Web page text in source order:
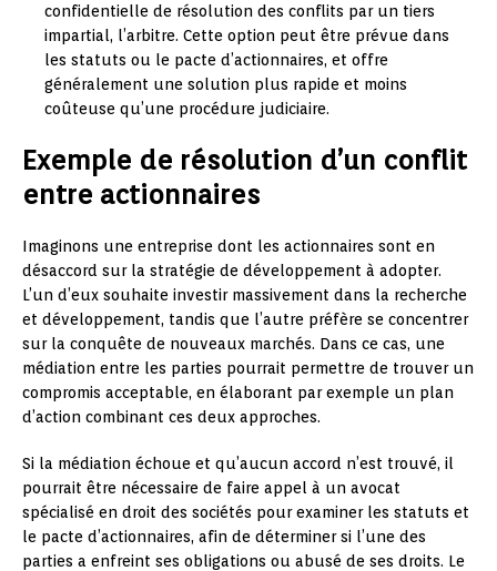
confidentielle de résolution des conflits par un tiers
impartial, l’arbitre. Cette option peut être prévue dans
les statuts ou le pacte d’actionnaires, et offre
généralement une solution plus rapide et moins
coûteuse qu’une procédure judiciaire.
Exemple de résolution d’un conflit
entre actionnaires
Imaginons une entreprise dont les actionnaires sont en
désaccord sur la stratégie de développement à adopter.
L’un d’eux souhaite investir massivement dans la recherche
et développement, tandis que l’autre préfère se concentrer
sur la conquête de nouveaux marchés. Dans ce cas, une
médiation entre les parties pourrait permettre de trouver un
compromis acceptable, en élaborant par exemple un plan
d’action combinant ces deux approches.
Si la médiation échoue et qu’aucun accord n’est trouvé, il
pourrait être nécessaire de faire appel à un avocat
spécialisé en droit des sociétés pour examiner les statuts et
le pacte d’actionnaires, afin de déterminer si l’une des
parties a enfreint ses obligations ou abusé de ses droits. Le